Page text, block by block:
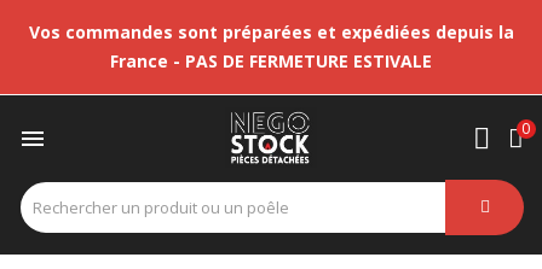
Vos commandes sont préparées et expédiées depuis la
France - PAS DE FERMETURE ESTIVALE
 0